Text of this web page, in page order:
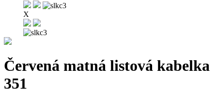
X
Červená matná listová kabelka
351